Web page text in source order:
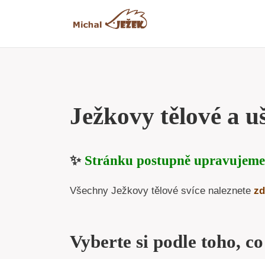
Ježkovy tělové a
✨ Stránku postupně
Všechny Ježkovy tělové svíce naleznete
Vyberte si podle toho,